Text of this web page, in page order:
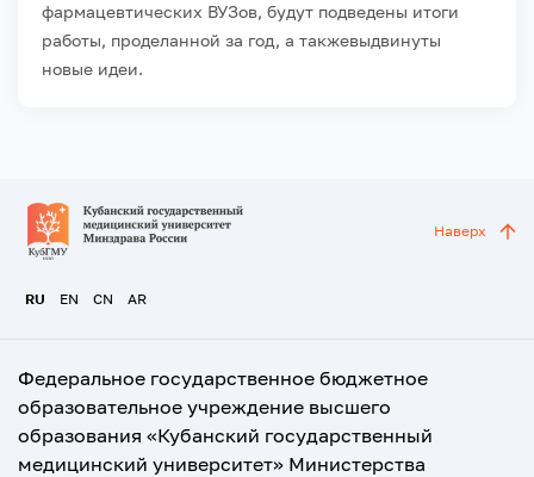
фармацевтических ВУЗов, будут подведены итоги
работы, проделанной за год, а такжевыдвинуты
новые идеи.
RU EN CN AR
Наверх
Федеральное государственное бюджетное
образовательное учреждение высшего
образования «Кубанский государственный
медицинский университет» Министерства